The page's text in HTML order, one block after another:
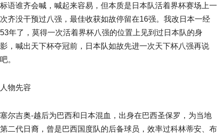
标语谁齐会喊，喊起来容易，但本质是日本队活着界杯赛场上一
次齐没干预过八强，最佳收获如故停留在16强。我改日本一经
53年了，莫得一次活着界杯八强的位置上见到过日本队的身
影，喊出天下杯夺冠前，日本队如故先进一次天下杯八强再说
吧。
人物先容
塞尔吉奥-越后为巴西和日本混血，出身在巴西圣保罗，为当地
第二代日裔，曾是巴西国度队的后备球员，效率过科林蒂安、布